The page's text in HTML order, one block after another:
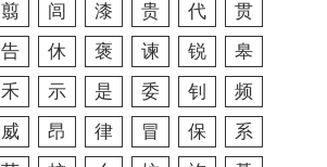
翦 闾 漆 贵 代
贯
告 休 褒 谏 锐
皋
禾 示 是 委 钊
频
威 昂 律 冒 保
系